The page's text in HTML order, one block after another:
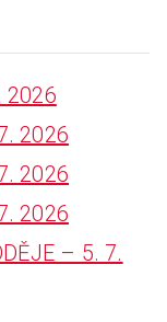
r
2026
2026
2026
2026
– 5. 7.